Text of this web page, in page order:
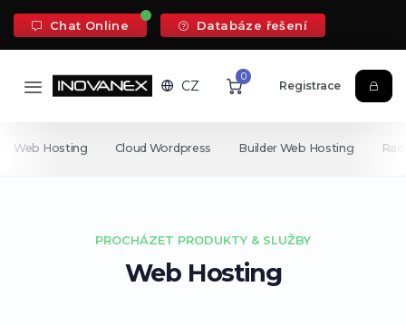
Chat Online Databáze řešení
CZ
0
Registrace
Web Hosting Cloud Wordpress Builder Web Hosting
PROCHÁZET PRODUKTY & SLUŽBY
Web Hosting